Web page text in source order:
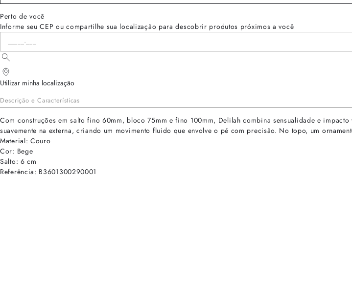
Perto de você
Informe seu CEP ou compartilhe sua localização para descobrir produtos próximos a você
Utilizar minha localização
Descrição e Características
Com construções em salto fino 60mm, bloco 75mm e fino 100mm, Delilah combina sensualidade e
suavemente na externa, criando um movimento fluido que envolve o pé com precisão. No topo, um
Material: Couro
Cor: Bege
Salto: 6 cm
Referência: B3601300290001